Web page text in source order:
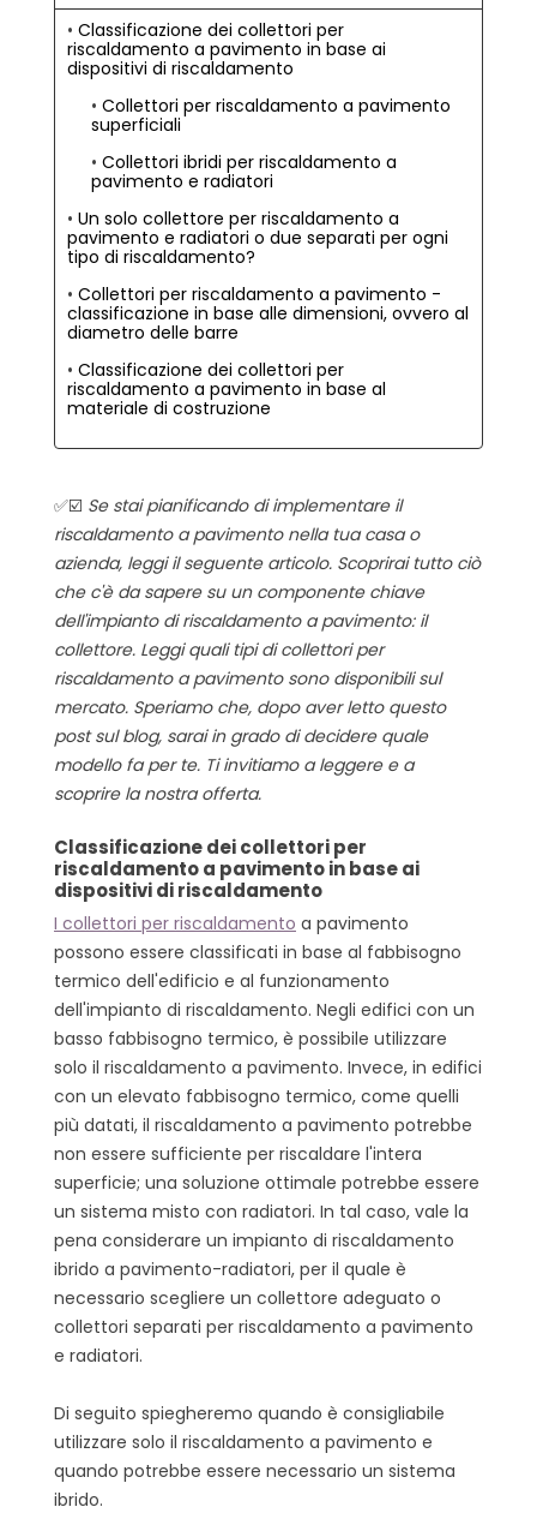
Classificazione dei collettori per
riscaldamento a pavimento in base ai
dispositivi di riscaldamento
Collettori per riscaldamento a pavimento
superficiali
Collettori ibridi per riscaldamento a
pavimento e radiatori
Un solo collettore per riscaldamento a
pavimento e radiatori o due separati per ogni
tipo di riscaldamento?
Collettori per riscaldamento a pavimento -
classificazione in base alle dimensioni, ovvero al
diametro delle barre
Classificazione dei collettori per
riscaldamento a pavimento in base al
materiale di costruzione
✅☑️ Se stai pianificando di implementare il
riscaldamento a pavimento nella tua casa o
azienda, leggi il seguente articolo. Scoprirai tutto ciò
che c'è da sapere su un componente chiave
dell'impianto di riscaldamento a pavimento: il
collettore. Leggi quali tipi di collettori per
riscaldamento a pavimento sono disponibili sul
mercato. Speriamo che, dopo aver letto questo
post sul blog, sarai in grado di decidere quale
modello fa per te. Ti invitiamo a leggere e a
scoprire la nostra offerta.
Classificazione dei collettori per
riscaldamento a pavimento in base ai
dispositivi di riscaldamento
I collettori per riscaldamento a pavimento
possono essere classificati in base al fabbisogno
termico dell'edificio e al funzionamento
dell'impianto di riscaldamento. Negli edifici con un
basso fabbisogno termico, è possibile utilizzare
solo il riscaldamento a pavimento. Invece, in edifici
con un elevato fabbisogno termico, come quelli
più datati, il riscaldamento a pavimento potrebbe
non essere sufficiente per riscaldare l'intera
superficie; una soluzione ottimale potrebbe essere
un sistema misto con radiatori. In tal caso, vale la
pena considerare un impianto di riscaldamento
ibrido a pavimento-radiatori, per il quale è
necessario scegliere un collettore adeguato o
collettori separati per riscaldamento a pavimento
e radiatori.
Di seguito spiegheremo quando è consigliabile
utilizzare solo il riscaldamento a pavimento e
quando potrebbe essere necessario un sistema
ibrido.